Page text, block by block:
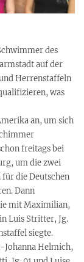
des
auf der
Herrenstaffeln
was
an, um sich
freitags bei
um die zwei
die Deutschen
Dann
mit Maximilian,
Luis Stritter, Jg.
siegte.
Johanna Helmich,